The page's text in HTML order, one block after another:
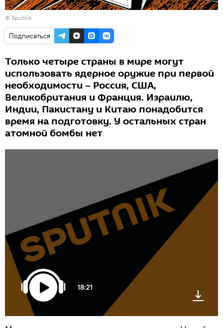
© Sputnik
Подписаться
Только четыре страны в мире могут
использовать ядерное оружие при первой
необходимости – Россия, США,
Великобритания и Франция. Израилю,
Индии, Пакистану и Китаю понадобится
время на подготовку. У остальных стран
атомной бомбы нет
18:21